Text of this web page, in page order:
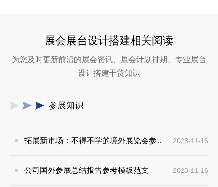
展会展台设计搭建相关阅读
为您及时更新前沿的展会资讯、展会计划排期、专业展台
设计搭建干货知识
参展知识
拓展新市场：不得不学的境外展览会参展指南 2023-11-16
公司国外参展总结报告参考模板范文 2023-11-16